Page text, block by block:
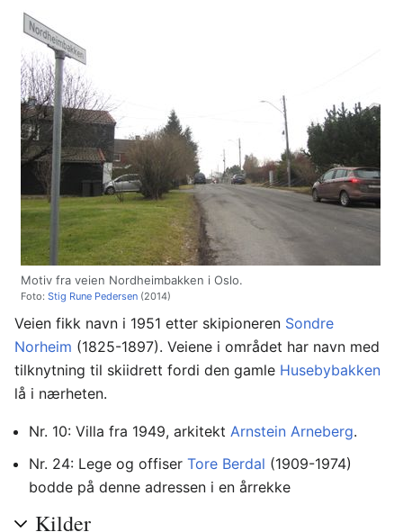
Motiv fra veien Nordheimbakken i Oslo.
Foto: Stig Rune Pedersen (2014)
Veien fikk navn i 1951 etter skipioneren Sondre
Norheim (1825-1897). Veiene i området har navn med
tilknytning til skiidrett fordi den gamle Husebybakken
lå i nærheten.
Nr. 10: Villa fra 1949, arkitekt Arnstein Arneberg.
Nr. 24: Lege og offiser Tore Berdal (1909-1974)
bodde på denne adressen i en årrekke
Kilder